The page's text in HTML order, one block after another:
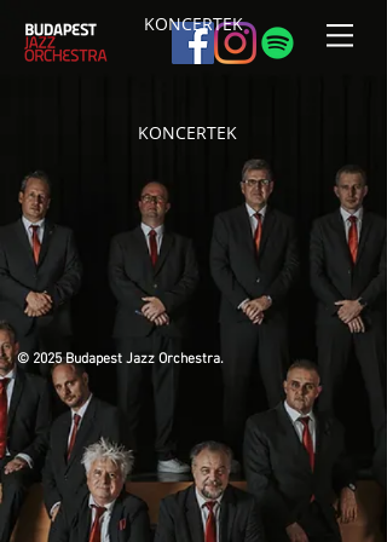
KONCERTEK
KONCERTEK
© 2025 Budapest Jazz Orchestra.